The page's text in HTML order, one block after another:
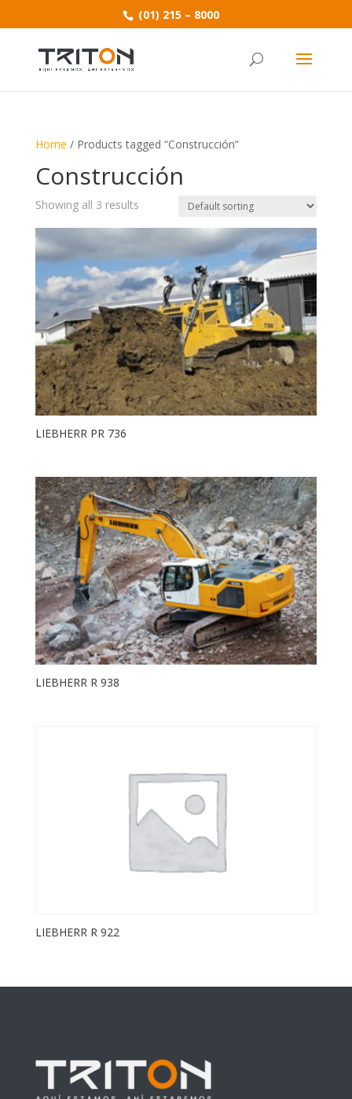
(01) 215 – 8000
Home / Products tagged “Construcción”
Construcción
Showing all 3 results
LIEBHERR PR 736
LIEBHERR R 938
LIEBHERR R 922